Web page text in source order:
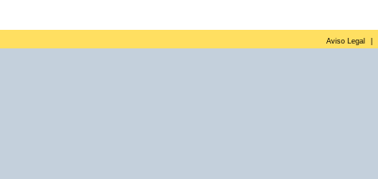
Aviso Legal